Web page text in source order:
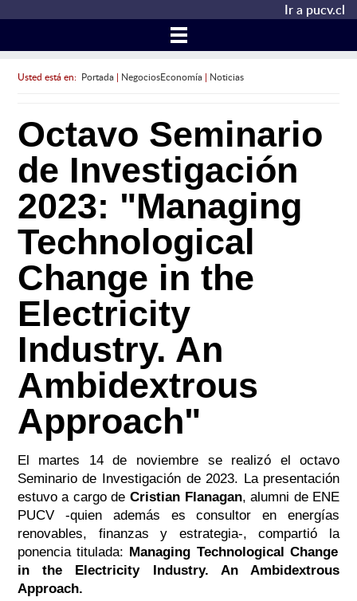
Ir a pucv.cl
Usted está en: Portada| NegociosEconomía| Noticias
Octavo Seminario
de Investigación
2023: "Managing
Technological
Change in the
Electricity
Industry. An
Ambidextrous
Approach"
El martes 14 de noviembre se realizó el octavo
Seminario de Investigación de 2023. La presentación
estuvo a cargo de Cristian Flanagan, alumni de ENE
PUCV -quien además es consultor en energías
renovables, finanzas y estrategia-, compartió la
ponencia titulada: Managing Technological Change
in the Electricity Industry. An Ambidextrous
Approach.